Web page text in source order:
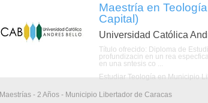
Maestría en
Capital)
Universidad Católica
Título ofrecido: Diploma de
profundizacin en un rea
en una sntesis co ...
Estudiar Teología en Municipio
Maestrías - 2 Años - Municipio Libertador de Caracas